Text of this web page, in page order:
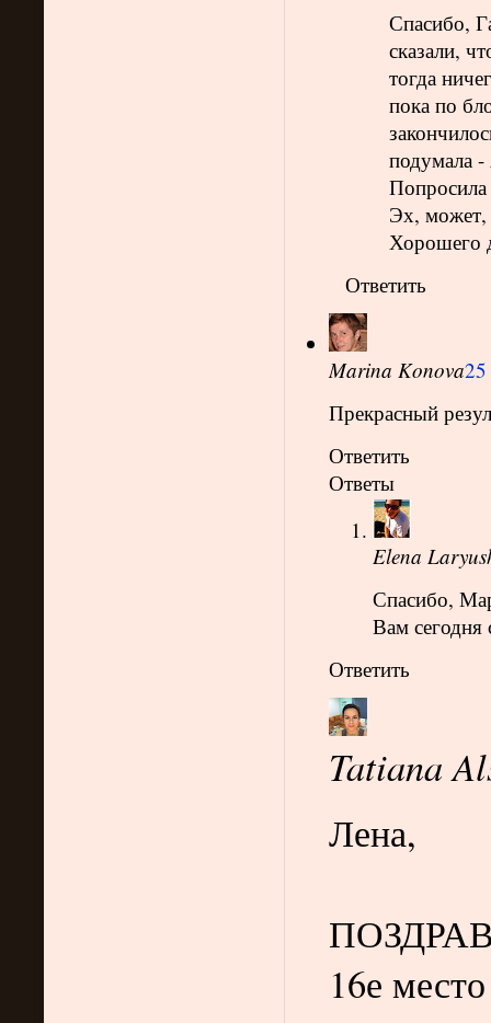
Спасибо,
сказали,
тогда
пока по
подумала
Попросила
Эх, может,
Хорошего
Ответить
Marina Konova25
Прекрасный
Ответить
Ответы
Elena
Спасибо,
Вам сегодня
Ответить
Tatiana
Лена,
16е